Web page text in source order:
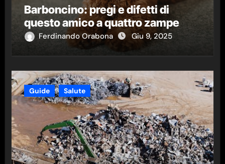
Barboncino: pregi e difetti di
questo amico a quattro zampe
Ferdinando Orabona Giu 9, 2025
Guide Salute